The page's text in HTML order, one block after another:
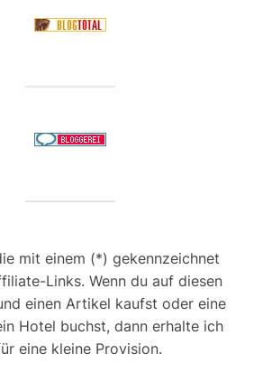
mit einem (*) gekennzeichnet
Links. Wenn du auf diesen
einen Artikel kaufst oder eine
Hotel buchst, dann erhalte ich
eine kleine Provision.